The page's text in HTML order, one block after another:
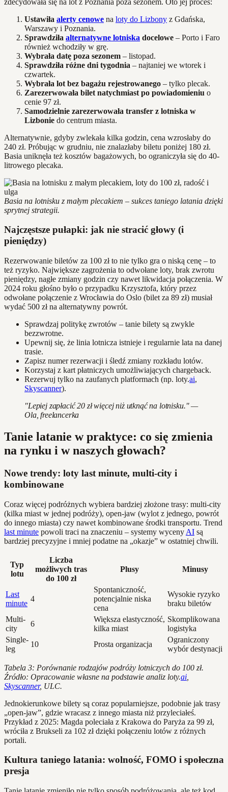
Ustawiła alerty cenowe na loty do Lizbony z Gdańska,
Warszawy i Poznania.
Sprawdziła alternatywne lotniska docelowe – Porto i Faro
również wchodziły w grę.
Wybrała datę poza sezonem – listopad.
Sprawdziła różne dni tygodnia – najtaniej we wtorek i
czwartek.
Wybrała lot bez bagażu rejestrowanego – tylko plecak.
Zarezerwowała bilet natychmiast po powiadomieniu o
cenie 97 zł.
Samodzielnie zarezerwowała transfer z lotniska w
Lizbonie do centrum miasta.
Alternatywnie, gdyby zwlekała kilka godzin, cena wzrosłaby do
240 zł. Próbując w grudniu, nie znalazłaby biletu poniżej 180 zł.
Basia uniknęła też kosztów bagażowych, bo ograniczyła się do 40-
litrowego plecaka.
Basia na lotnisku z małym plecakiem – sukces taniego latania dzięki
sprytnej strategii.
Najczęstsze pułapki: jak nie stracić głowy (i
pieniędzy)
Rezerwowanie biletów za 100 zł to nie tylko gra o niską cenę – to
też ryzyko. Największe zagrożenia to odwołane loty, brak zwrotu
pieniędzy, nagłe zmiany godzin czy nawet likwidacja połączenia. W
2024 roku głośno było o przypadku Krzysztofa, który przez
odwołane połączenie z Wrocławia do Oslo (bilet za 89 zł) musiał
wydać 500 zł na alternatywny powrót.
Sprawdzaj politykę zwrotów – tanie bilety są zwykle
bezzwrotne.
Upewnij się, że linia lotnicza istnieje i regularnie lata na danej
trasie.
Zapisz numer rezerwacji i śledź zmiany rozkładu lotów.
Korzystaj z kart płatniczych umożliwiających chargeback.
Rezerwuj tylko na zaufanych platformach (np. loty.ai,
Skyscanner).
"Lepiej zapłacić 20 zł więcej niż utknąć na lotnisku." —
Ola, freelancerka
Tanie latanie w praktyce: co się zmienia
na rynku i w naszych głowach?
Nowe trendy: loty last minute, multi-city i
kombinowane
Coraz więcej podróżnych wybiera bardziej złożone trasy: multi-city
(kilka miast w jednej podróży), open-jaw (wylot z jednego, powrót
do innego miasta) czy nawet kombinowane środki transportu. Trend
last minute powoli traci na znaczeniu – systemy wyceny AI są
bardziej precyzyjne i mniej podatne na „okazje” w ostatniej chwili.
Typ
lotu
Liczba
możliwych tras
do 100 zł
Plusy Minusy
Last
minute
4
Spontaniczność,
potencjalnie niska
cena
Wysokie ryzyko
braku biletów
Multi-
city
6
Większa elastyczność,
kilka miast
Skomplikowana
logistyka
Single-
leg
10 Prosta organizacja
Ograniczony
wybór destynacji
Tabela 3: Porównanie rodzajów podróży lotniczych do 100 zł.
Źródło: Opracowanie własne na podstawie analiz loty.ai
Skyscanner, ULC.
Jednokierunkowe bilety są coraz popularniejsze, podobnie jak trasy
„open-jaw”, gdzie wracasz z innego miasta niż przyleciałeś.
Przykład z 2025: Magda poleciała z Krakowa do Paryża za 99 zł,
wróciła z Brukseli za 102 zł dzięki połączeniu lotów z różnych
portali.
Kultura taniego latania: wolność, FOMO i społeczna
presja